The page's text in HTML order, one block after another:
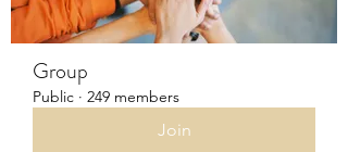
Group
Public · 249 members
Join